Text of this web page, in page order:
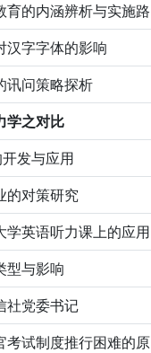
育的内涵辨析与实施路
汉字字体的影响
讯问策略探析
学之对比
发与应用
的对策研究
学英语听力课上的应用
型与影响
社党委书记
考试制度推行困难的原